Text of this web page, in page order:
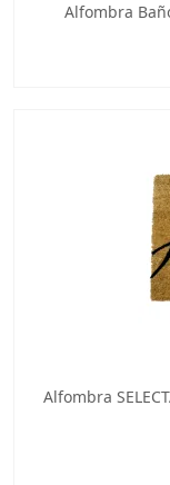
Alfombra
Alfombra